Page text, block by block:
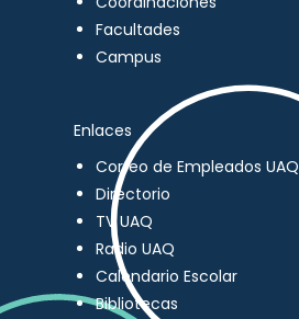
Facultades
Campus
Enlaces
Correo de Empleados UAQ
Directorio
TV UAQ
Radio UAQ
Calendario Escolar
Bibliotecas